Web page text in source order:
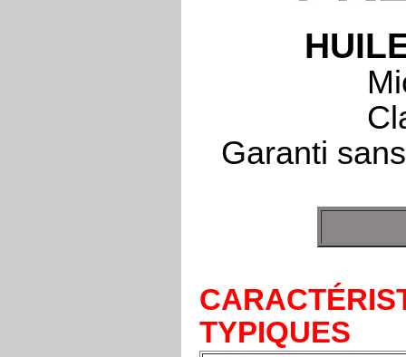
Garanti